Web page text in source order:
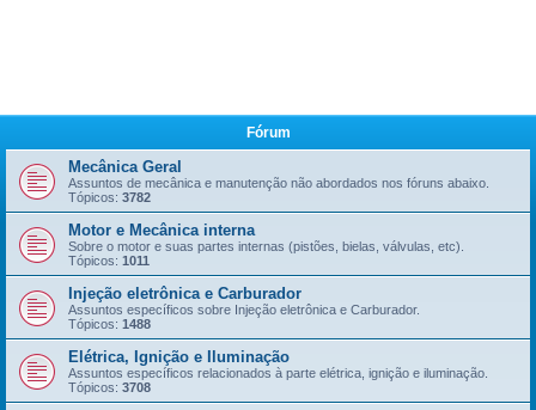
Fórum
Mecânica Geral
Assuntos de mecânica e manutenção não abordados nos fóruns abaixo.
Tópicos: 3782
Motor e Mecânica interna
Sobre o motor e suas partes internas (pistões, bielas, válvulas, etc).
Tópicos: 1011
Injeção eletrônica e Carburador
Assuntos específicos sobre Injeção eletrônica e Carburador.
Tópicos: 1488
Elétrica, Ignição e Iluminação
Assuntos específicos relacionados à parte elétrica, ignição e iluminação.
Tópicos: 3708